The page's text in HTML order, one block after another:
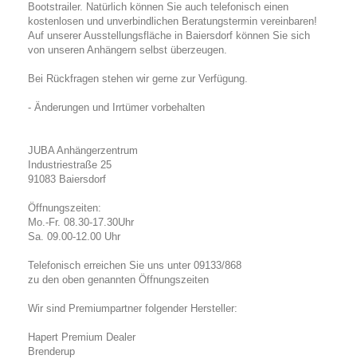
Bootstrailer. Natürlich können Sie auch telefonisch einen
kostenlosen und unverbindlichen Beratungstermin vereinbaren!
Auf unserer Ausstellungsfläche in Baiersdorf können Sie sich
von unseren Anhängern selbst überzeugen.
Bei Rückfragen stehen wir gerne zur Verfügung.
- Änderungen und Irrtümer vorbehalten
JUBA Anhängerzentrum
Industriestraße 25
91083 Baiersdorf
Öffnungszeiten:
Mo.-Fr. 08.30-17.30Uhr
Sa. 09.00-12.00 Uhr
Telefonisch erreichen Sie uns unter 09133/868
zu den oben genannten Öffnungszeiten
Wir sind Premiumpartner folgender Hersteller:
Hapert Premium Dealer
Brenderup